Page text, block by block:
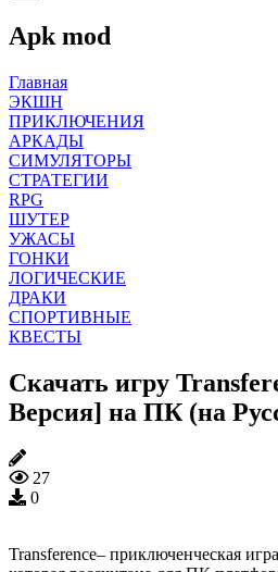
Apk mod
Главная
ЭКШН
ПРИКЛЮЧЕНИЯ
АРКАДЫ
СИМУЛЯТОРЫ
СТРАТЕГИИ
RPG
ШУТЕР
УЖАСЫ
ГОНКИ
ЛОГИЧЕСКИЕ
ДРАКИ
СПОРТИВНЫЕ
КВЕСТЫ
Скачать игру
Версия] на ПК (на
27
0
Transference– приключенческая